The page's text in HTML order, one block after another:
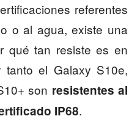
referentes
o al agua, existe una
qué tan resiste es en
el Galaxy S10e,
son resistentes al
IP68.